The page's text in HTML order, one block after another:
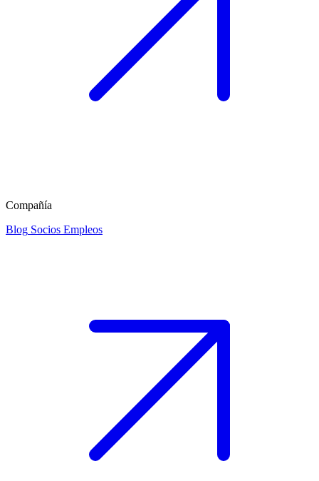
Compañía
Blog Socios Empleos